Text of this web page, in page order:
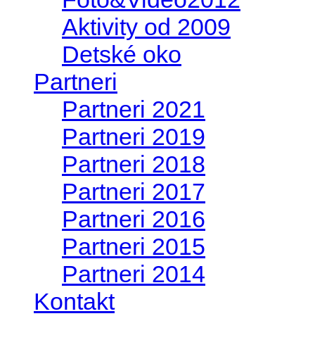
Aktivity od 2009
Detské oko
Partneri
Partneri 2021
Partneri 2019
Partneri 2018
Partneri 2017
Partneri 2016
Partneri 2015
Partneri 2014
Kontakt